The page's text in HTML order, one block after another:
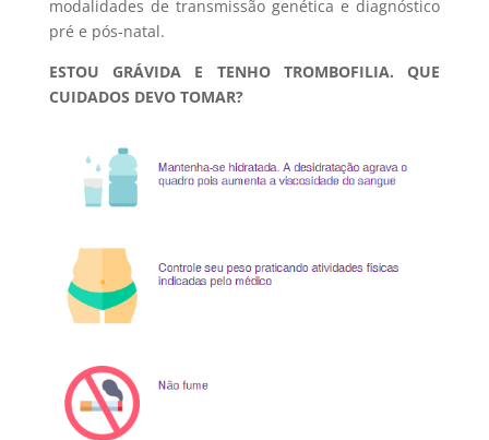
modalidades de transmissão genética e diagnóstico
pré e pós-natal.
ESTOU GRÁVIDA E TENHO TROMBOFILIA. QUE
CUIDADOS DEVO TOMAR?